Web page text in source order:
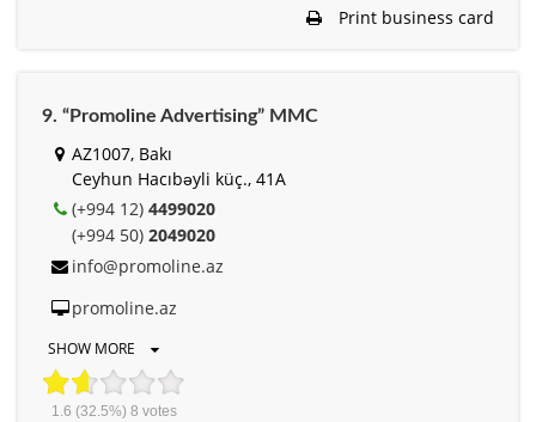
Print business card
9. “Promoline Advertising” MMC
AZ1007, Bakı
Ceyhun Hacıbəyli küç., 41A
(+994 12) 4499020
(+994 50) 2049020
info@promoline.az
promoline.az
SHOW MORE
1.6 (32.5%) 8 votes